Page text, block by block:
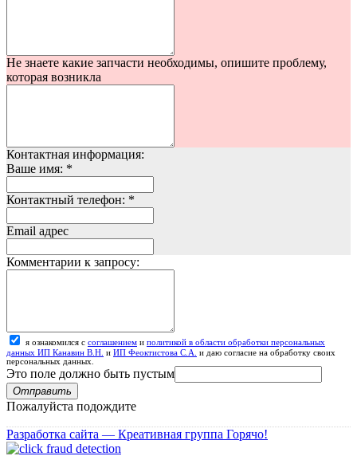
Не знаете какие запчасти необходимы, опишите проблему,
которая возникла
Контактная информация:
Ваше имя: *
Контактный телефон: *
Email адрес
Комментарии к запросу:
я ознакомился с соглашением и политикой в области обработки персональных
данных ИП Канавин В.Н. и ИП Феоктистова С.А. и даю согласие на обработку своих
персональных данных.
Это поле должно быть пустым
Отправить
Пожалуйста подождите
Разработка сайта — Креативная группа Горячо!